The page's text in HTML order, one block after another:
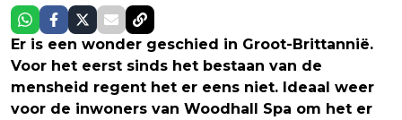
Er is een wonder geschied in Groot-Brittannië.
Voor het eerst sinds het bestaan van de
mensheid regent het er eens niet. Ideaal weer
voor de inwoners van Woodhall Spa om het er